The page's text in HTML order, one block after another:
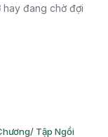
hay đang chờ đợi
Tập Ngồi